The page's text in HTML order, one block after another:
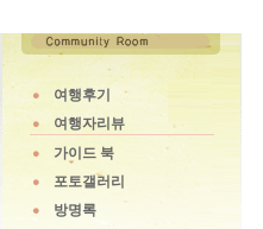
여행후기
여행자리뷰
가이드 북
포토갤러리
방명록